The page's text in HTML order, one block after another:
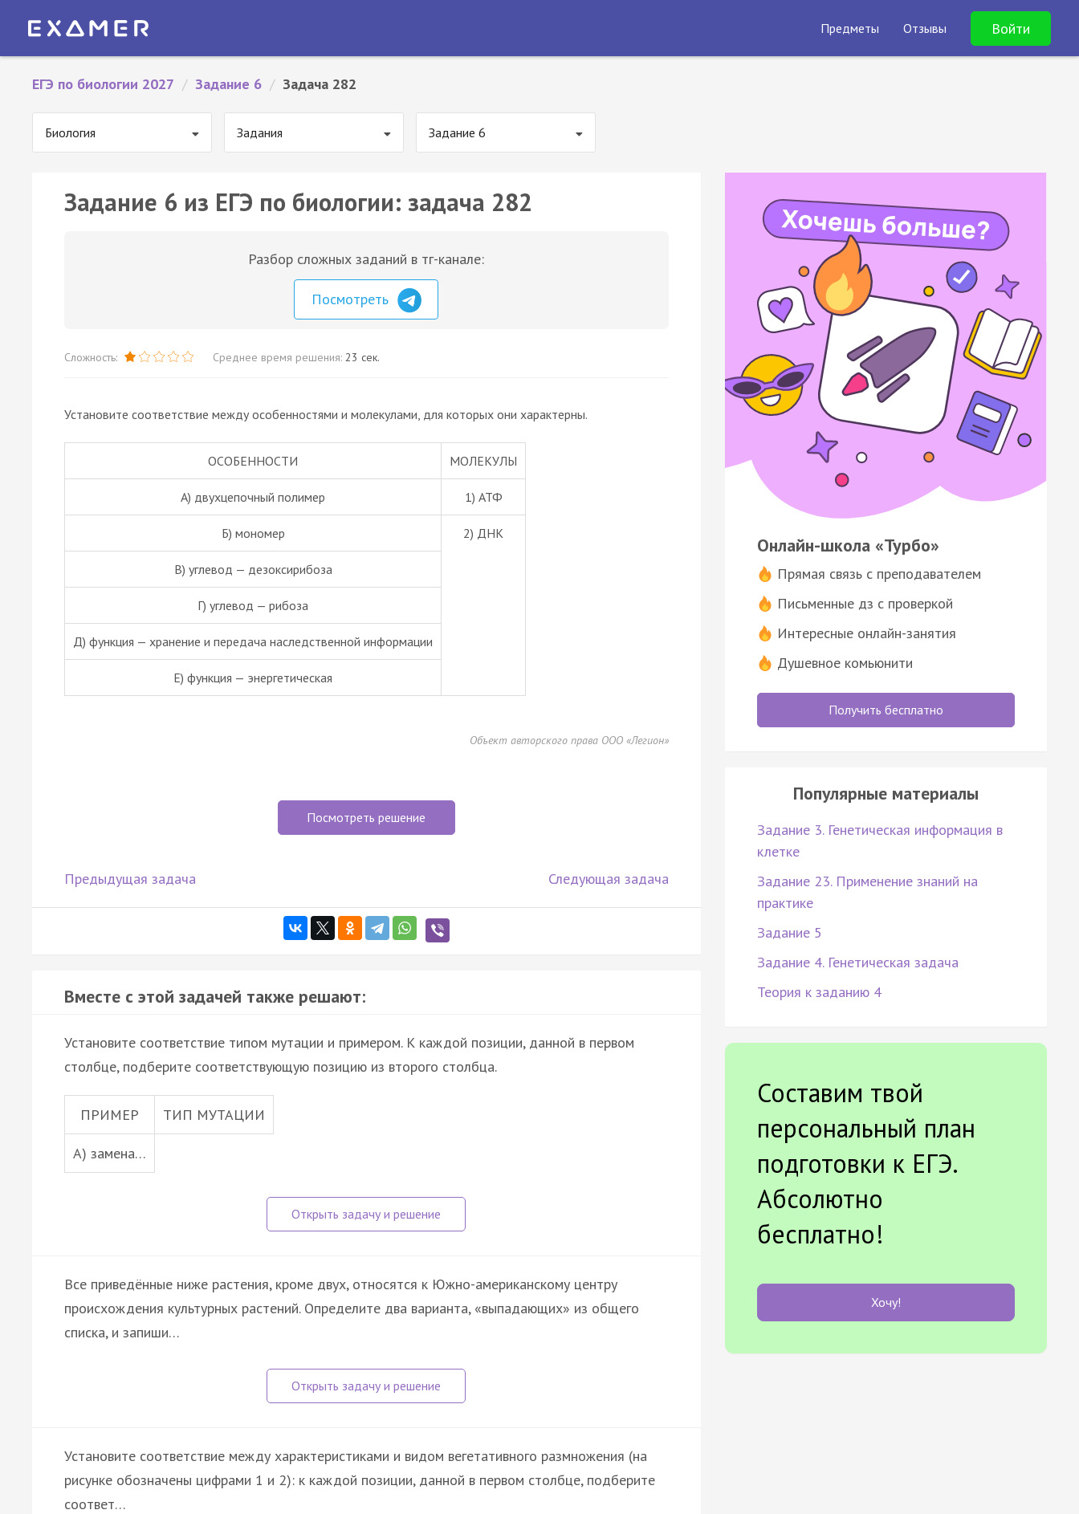
Предметы Отзывы Войти
ЕГЭ по биологии 2027 / Задание 6 / Задача 282
Биология Задания Задание 6
Задание 6 из ЕГЭ по биологии: задача 282
Разбор сложных заданий в тг-канале:
Посмотреть
Сложность: Среднее время решения: 23 сек.
Установите соответствие между особенностями и молекулами, для которых они характерны.
ОСОБЕННОСТИ МОЛЕКУЛЫ
А) двухцепочный полимер 1) АТФ
Б) мономер 2) ДНК
В) углевод — дезоксирибоза
Г) углевод — рибоза
Д) функция — хранение и передача наследственной информации
Е) функция — энергетическая
Объект авторского права ООО «Легион»
Посмотреть решение
Предыдущая задача Следующая задача
Вместе с этой задачей также решают:
Установите соответствие типом мутации и примером. К каждой позиции, данной в первом
столбце, подберите соответствующую позицию из второго столбца.
ПРИМЕР ТИП МУТАЦИИ
А) замена…
Все приведённые ниже растения, кроме двух, относятся к Южно-американскому центру
происхождения культурных растений. Определите два варианта, «выпадающих» из общего
списка, и запиши…
Установите соответствие между характеристиками и видом вегетативного размножения (на
рисунке обозначены цифрами 1 и 2): к каждой позиции, данной в первом столбце, подберите
соответ…
Онлайн-школа «Турбо»
Прямая связь с преподавателем
Письменные дз с проверкой
Интересные онлайн-занятия
Душевное комьюнити
Получить бесплатно
Популярные материалы
Задание 3. Генетическая информация в
клетке
Задание 23. Применение знаний на
практике
Задание 5
Задание 4. Генетическая задача
Теория к заданию 4
Составим твой
персональный план
подготовки к ЕГЭ.
Абсолютно
бесплатно!
Хочу!